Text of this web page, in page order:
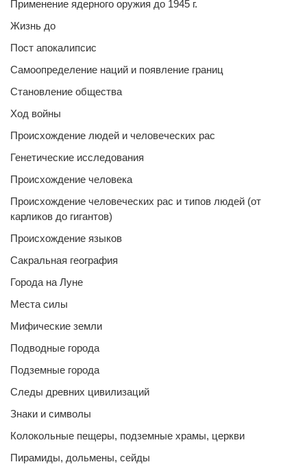
Применение ядерного оружия до 1945 г.
Жизнь до
Пост апокалипсис
Самоопределение наций и появление границ
Становление общества
Ход войны
Происхождение людей и человеческих рас
Генетические исследования
Происхождение человека
Происхождение человеческих рас и типов людей (от
карликов до гигантов)
Происхождение языков
Сакральная география
Города на Луне
Места силы
Мифические земли
Подводные города
Подземные города
Следы древних цивилизаций
Знаки и символы
Колокольные пещеры, подземные храмы, церкви
Пирамиды, дольмены, сейды